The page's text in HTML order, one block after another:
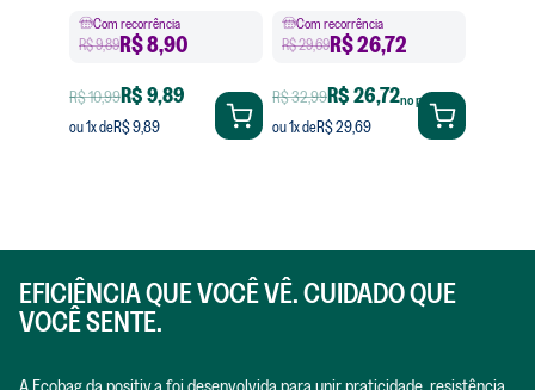
Com recorrência
R$ 9,89R$8,90
R$ 10,99R$ 9,89
ou1x deR$ 9,89
Com recorrência
R$ 29,69R$26,72
R$ 32,99R$ 26,72no pix
ou1x deR$ 29,69
EFICIÊNCIA QUE VOCÊ VÊ. CUIDADO QUE
VOCÊ SENTE.
A Ecobag da positiv.a foi desenvolvida para unir praticidade, resistência